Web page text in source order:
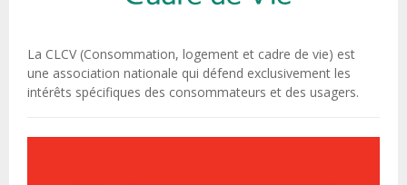
La CLCV (Consommation, logement et cadre de vie) est
une association nationale qui défend exclusivement les
intérêts spécifiques des consommateurs et des usagers.